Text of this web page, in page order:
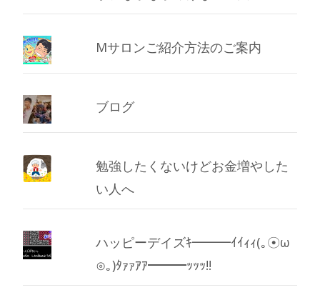
Mサロンご紹介方法のご案内
ブログ
勉強したくないけどお金増やした
い人へ
ハッピーデイズｷ━━━ｲｲｨｨ(｡☉ω
⊙｡)ﾀｧｧｱｱ━━━ｯｯｯ!!